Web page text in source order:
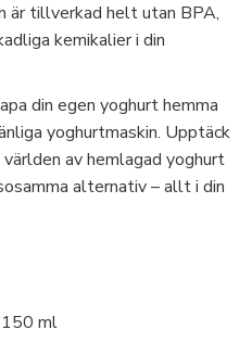
är tillverkad helt utan BPA,
kemikalier i din
din egen yoghurt hemma
yoghurtmaskin. Upptäck
av hemlagad yoghurt
alternativ – allt i din
150 ml